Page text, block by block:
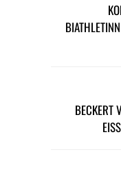
BECKERT